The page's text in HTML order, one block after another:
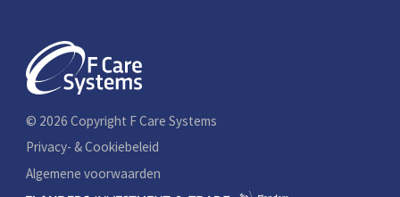
© 2026 Copyright F Care Systems
Privacy- & Cookiebeleid
Algemene voorwaarden